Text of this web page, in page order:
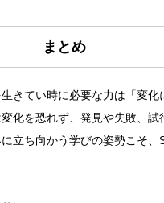
まとめ
きてい時に必要な力は「変化
化を恐れず、発見や失敗、試
立ち向かう学びの姿勢こそ、